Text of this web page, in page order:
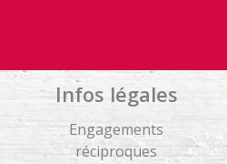
Infos légales
Engagements
réciproques